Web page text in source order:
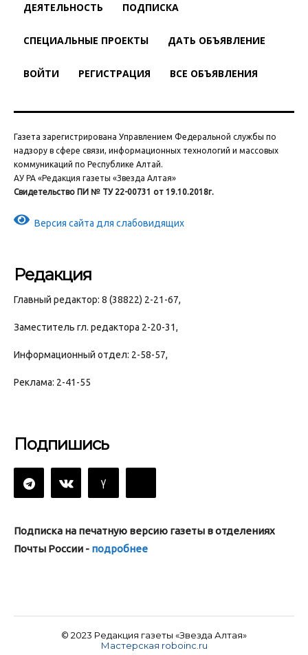
ДЕЯТЕЛЬНОСТЬ ПОДПИСКА
СПЕЦИАЛЬНЫЕ ПРОЕКТЫ ДАТЬ ОБЪЯВЛЕНИЕ
ВОЙТИ РЕГИСТРАЦИЯ ВСЕ ОБЪЯВЛЕНИЯ
Газета зарегистрирована Управлением Федеральной службы по
надзору в сфере связи, информационных технологий и массовых
коммуникаций по Республике Алтай.
АУ РА «Редакция газеты «Звезда Алтая»
Свидетельство ПИ № ТУ 22-00731 от 19.10.2018г.
Версия сайта для слабовидящих
Редакция
Главный редактор: 8 (38822) 2-21-67,
Заместитель гл. редактора 2-20-31,
Информационный отдел: 2-58-57,
Реклама: 2-41-55
Подпишись
Подписка на печатную версию газеты в отделениях
Почты России - подробнее
© 2023 Редакция газеты «Звезда Алтая»
Мастерская roboinc.ru